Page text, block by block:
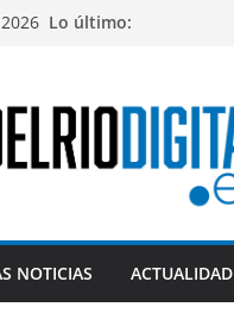
Lo último:
NOTICIAS ACTUALIDAD